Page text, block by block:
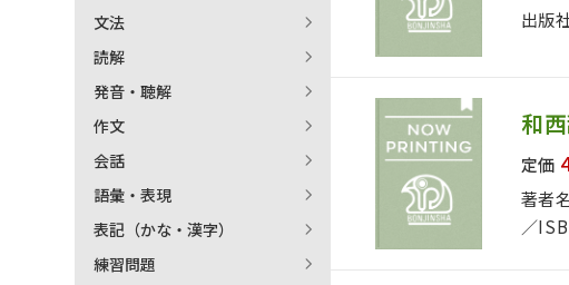
出版
和
定価
著者
文法
読解
発音・聴解
作文
会話
語彙・表現
表記（かな・漢字）
練習問題